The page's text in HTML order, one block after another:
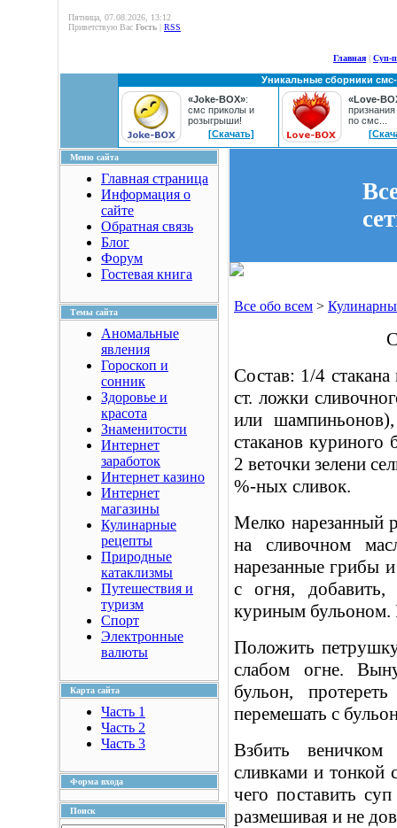
Пятница, 07.08.2026, 13:12
Приветствую Вас Гость | RSS
Главная | Суп-
Уникальные сборники
«Joke-BOX»:
смс приколы и
розыгрыши!
[Скачать]
«Love-
по смс...
Меню сайта
Главная страница
Информация о
сайте
Обратная связь
Блог
Форум
Гостевая книга
Темы сайта
Аномальные
явления
Гороскоп и
сонник
Здоровье и
красота
Знаменитости
Интернет
заработок
Интернет казино
Интернет
магазины
Кулинарные
рецепты
Природные
катаклизмы
Путешествия и
туризм
Спорт
Электронные
валюты
Карта сайта
Часть 1
Часть 2
Часть 3
Форма входа
Поиск
Все обо всем >
Состав: 1/4 стакана
ст. ложки
или
стаканов куриного
2 веточки зелени
%-ных сливок.
Мелко нарезанный
на сливочном
нарезанные грибы
с огня, добавить,
куриным бульоном.
Положить
слабом огне.
бульон,
перемешать с
Взбить
сливками и тонкой
чего поставить
размешивая и не